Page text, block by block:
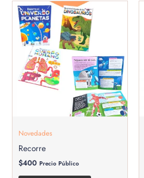
Novedades
Recorre
$400 Precio Público